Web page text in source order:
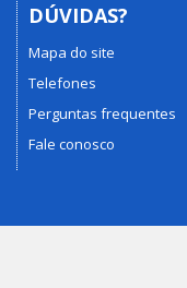
DÚVIDAS?
Mapa do site
Telefones
Perguntas frequentes
Fale conosco